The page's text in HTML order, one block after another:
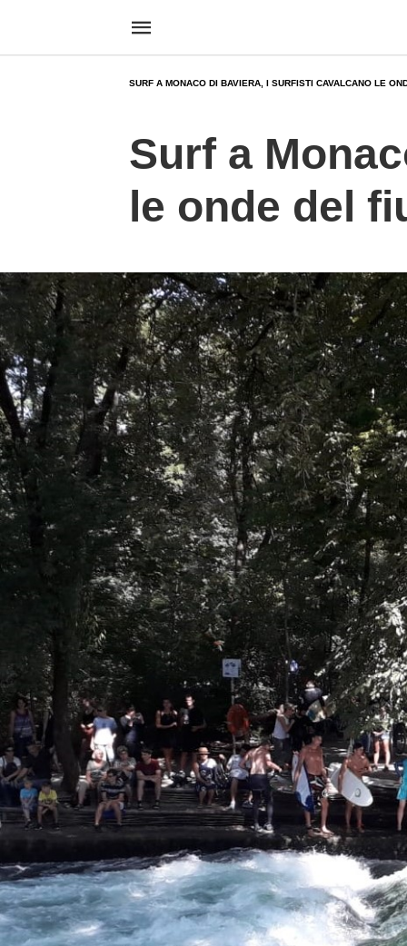
SURF A MONACO DI BAVIERA, I SURFISTI CAVALCANO LE
Surf a
le onde del